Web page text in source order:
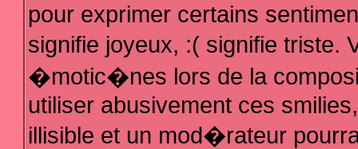
pour exprimer certains
signifie joyeux, :( signifie triste.
�motic�nes lors de la
utiliser abusivement ces
illisible et un mod�rateur